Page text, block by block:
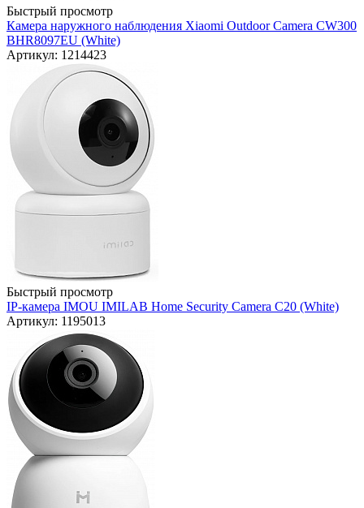
Быстрый просмотр
Камера наружного наблюдения Xiaomi Outdoor Camera CW300
BHR8097EU (White)
Артикул: 1214423
Быстрый просмотр
IP-камера IMOU IMILAB Home Security Camera C20 (White)
Артикул: 1195013